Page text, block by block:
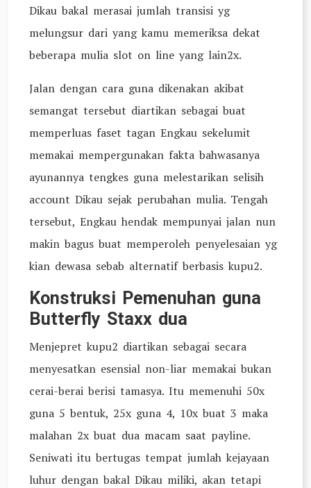
Dikau bakal merasai jumlah transisi yg
melungsur dari yang kamu memeriksa dekat
beberapa mulia slot on line yang lain2x.
Jalan dengan cara guna dikenakan akibat
semangat tersebut diartikan sebagai buat
memperluas faset tagan Engkau sekelumit
memakai mempergunakan fakta bahwasanya
ayunannya tengkes guna melestarikan selisih
account Dikau sejak perubahan mulia. Tengah
tersebut, Engkau hendak mempunyai jalan nun
makin bagus buat memperoleh penyelesaian yg
kian dewasa sebab alternatif berbasis kupu2.
Konstruksi Pemenuhan guna
Butterfly Staxx dua
Menjepret kupu2 diartikan sebagai secara
menyesatkan esensial non-liar memakai bukan
cerai-berai berisi tamasya. Itu memenuhi 50x
guna 5 bentuk, 25x guna 4, 10x buat 3 maka
malahan 2x buat dua macam saat payline.
Seniwati itu bertugas tempat jumlah kejayaan
luhur dengan bakal Dikau miliki, akan tetapi